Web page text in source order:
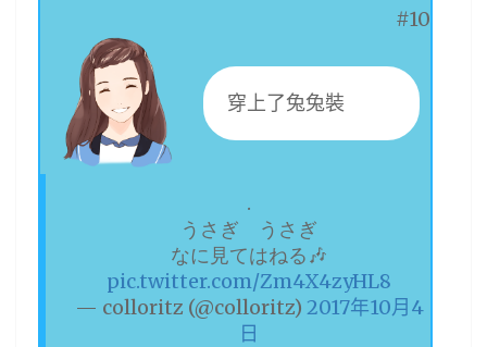
#10
穿上了兔兔裝
.
うさぎ うさぎ
なに見てはねる🎶
pic.twitter.com/Zm4X4zyHL8
— colloritz (@colloritz) 2017年10月4
日